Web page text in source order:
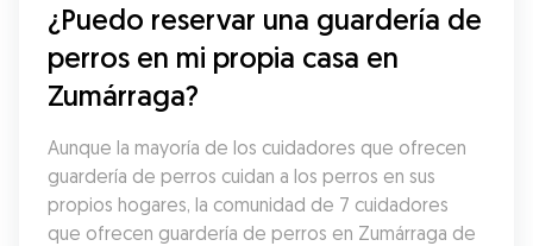
¿Puedo reservar una guardería de
perros en mi propia casa en
Zumárraga?
Aunque la mayoría de los cuidadores que ofrecen
guardería de perros cuidan a los perros en sus
propios hogares, la comunidad de 7 cuidadores
que ofrecen guardería de perros en Zumárraga de